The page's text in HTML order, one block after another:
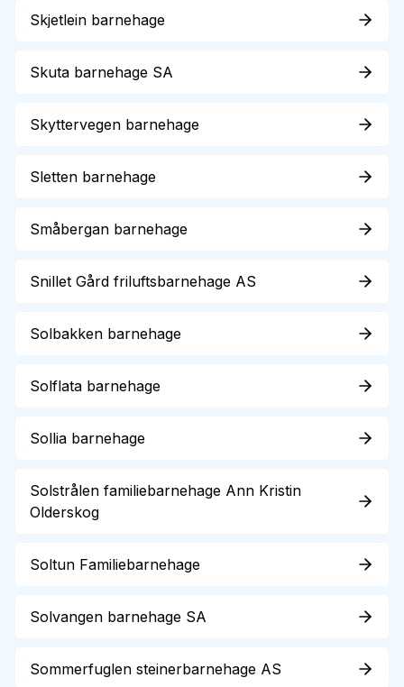
Skjetlein barnehage
Skuta barnehage SA
Skyttervegen barnehage
Sletten barnehage
Småbergan barnehage
Snillet Gård friluftsbarnehage AS
Solbakken barnehage
Solflata barnehage
Sollia barnehage
Solstrålen familiebarnehage Ann Kristin
Olderskog
Soltun Familiebarnehage
Solvangen barnehage SA
Sommerfuglen steinerbarnehage AS